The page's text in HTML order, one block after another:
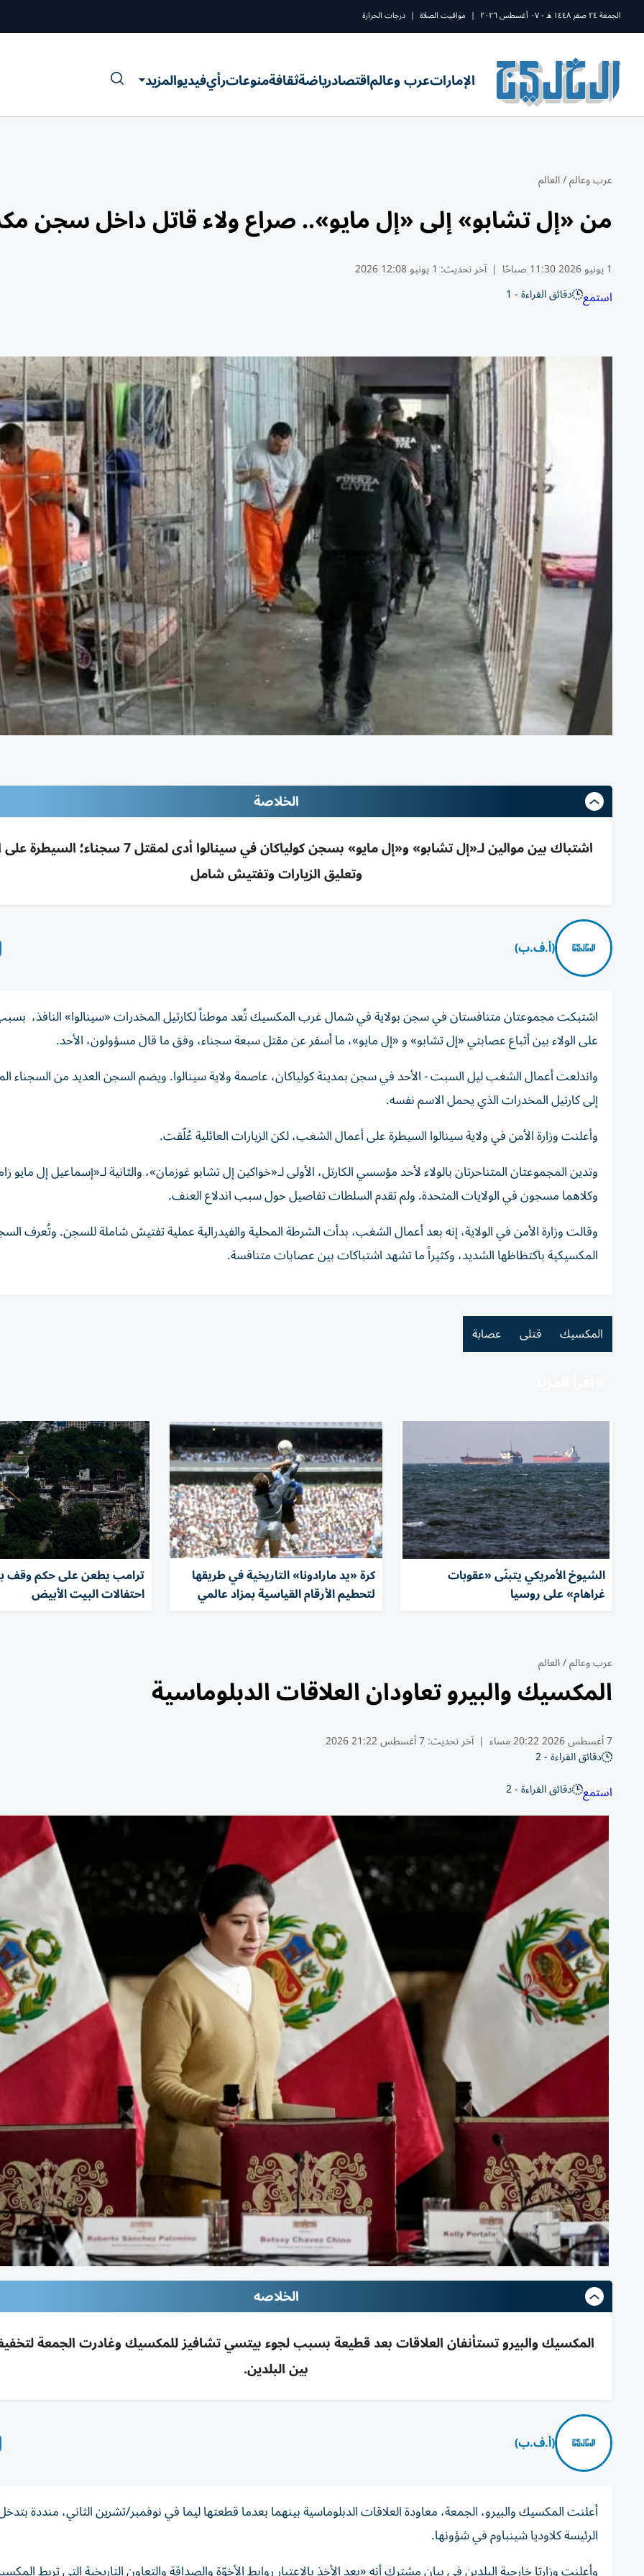
الجمعة ٢٤ صفر ١٤٤٨ ه - ٠٧ أغسطس ٢٠٢٦ | مواقيت الصلاة | درجات الحرارة
الإماراتعرب وعالماقتصادرياضةثقافةمنوعاترأيفيديوالمزيد
عرب وعالم/العالم
من «إل تشابو» إلى «إل مايو».. صراع ولاء قاتل داخل سجن
1 يونيو 2026 11:30 صباحًا | آخر تحديث: 1 يونيو 12:08 2026
استمع دقائق القراءة - 1
الخلاصة
اشتباك بين موالين لـ«إل تشابو» و«إل مايو» بسجن كولياكان في سينالوا أدى
وتعليق الزيارات وتفتيش شامل
(أ.ف.ب)
اشتبكت مجموعتان متنافستان في سجن بولاية في شمال غرب المكسيك تُعد موطناً لكارتيل المخدرات «سينالوا» النافذ،
على الولاء بين أتباع عصابتي «إل تشابو» و «إل مايو»، ما أسفر عن مقتل سبعة سجناء، وفق ما قال مسؤولون، الأحد.
واندلعت أعمال الشغب ليل السبت - الأحد في سجن بمدينة كولياكان، عاصمة ولاية سينالوا. ويضم السجن العديد من السجناء
إلى كارتيل المخدرات الذي يحمل الاسم نفسه.
وأعلنت وزارة الأمن في ولاية سينالوا السيطرة على أعمال الشغب، لكن الزيارات العائلية عُلّقت.
وتدين المجموعتان المتناحرتان بالولاء لأحد مؤسسي الكارتل، الأولى لـ«خواكين إل تشابو غوزمان»، والثانية لـ«إسماعيل إل مايو
وكلاهما مسجون في الولايات المتحدة.ولم تقدم السلطات تفاصيل حول سبب اندلاع العنف.
وقالت وزارة الأمن في الولاية، إنه بعد أعمال الشغب، بدأت الشرطة المحلية والفيدرالية عملية تفتيش شاملة للسجن.وتُعرف
المكسيكية باكتظاظها الشديد، وكثيراً ما تشهد اشتباكات بين عصابات متنافسة.
المكسيك قتلى عصابة
الشيوخ الأمريكي يتبنّى «عقوبات
غراهام» على روسيا
كرة «يد مارادونا» التاريخية في طريقها
لتحطيم الأرقام القياسية بمزاد عالمي
ترامب يطعن على حكم وقف
احتفالات البيت الأبيض
عرب وعالم/العالم
المكسيك والبيرو تعاودان العلاقات الدبلوماسية
7 أغسطس 2026 20:22 مساء | آخر تحديث:7 أغسطس 21:22 2026
دقائق القراءة - 2
استمع دقائق القراءة - 2
الخلاصه
المكسيك والبيرو تستأنفان العلاقات بعد قطيعة بسبب لجوء بيتسي تشافيز للمكسيك وغادرت الجمعة
بين البلدين.
(أ.ف.ب)
أعلنت المكسيك والبيرو، الجمعة، معاودة العلاقات الدبلوماسية بينهما بعدما قطعتها ليما في نوفمبر/تشرين الثاني، منددة
الرئيسة كلاوديا شينباوم في شؤونها.